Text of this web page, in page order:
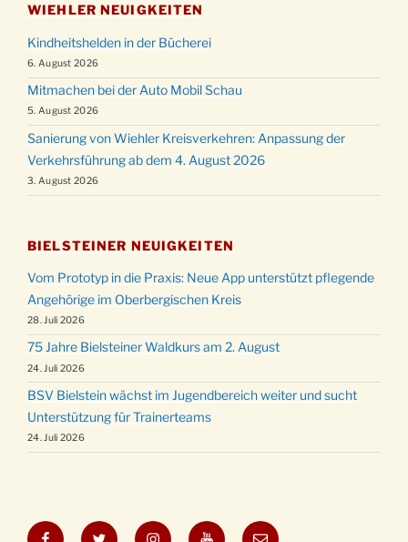
WIEHLER NEUIGKEITEN
Kindheitshelden in der Bücherei
6. August 2026
Mitmachen bei der Auto Mobil Schau
5. August 2026
Sanierung von Wiehler Kreisverkehren: Anpassung der
Verkehrsführung ab dem 4. August 2026
3. August 2026
BIELSTEINER NEUIGKEITEN
Vom Prototyp in die Praxis: Neue App unterstützt pflegende
Angehörige im Oberbergischen Kreis
28. Juli 2026
75 Jahre Bielsteiner Waldkurs am 2. August
24. Juli 2026
BSV Bielstein wächst im Jugendbereich weiter und sucht
Unterstützung für Trainerteams
24. Juli 2026
FacebookTwitter InstagramYouTubeE-